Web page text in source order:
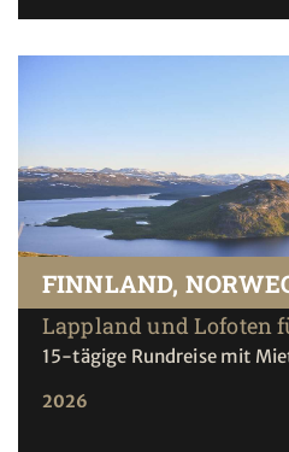
FINNLAND,
Lappland und Lofoten
15-tägige Rundreise mit
2026